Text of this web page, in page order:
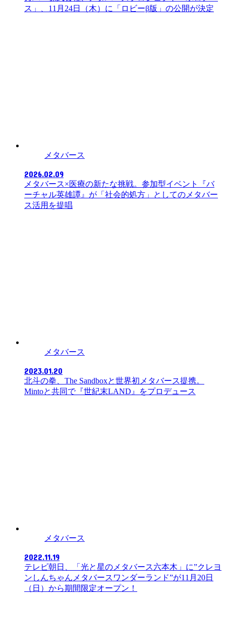
ス」、11月24日（木）に「ロビーβ版」の公開が決定
メタバース
2026.02.09
メタバース×医療の新たな挑戦。参加型イベント『バ
ーチャル英雄譚』が「社会的処方」としてのメタバー
ス活用を提唱
メタバース
2023.01.20
北斗の拳、The Sandboxと世界初メタバース提携。
Mintoと共同で『世紀末LAND』をプロデュース
メタバース
2022.11.19
テレビ朝日、「光と星のメタバース六本木」に”クレヨ
ンしんちゃんメタバースワンダーランド”が11月20日
（日）から期間限定オープン！